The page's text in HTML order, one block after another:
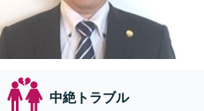
中絶トラブル